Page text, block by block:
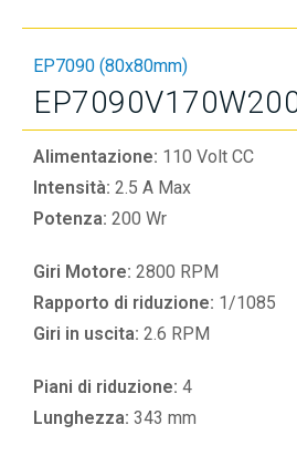
EP7090 (80x80mm)
Alimentazione: 110 Volt CC
Intensità: 2.5 A Max
Potenza: 200 Wr
Giri Motore: 2800 RPM
Rapporto di riduzione: 1/1085
Giri in uscita: 2.6 RPM
Piani di riduzione: 4
Lunghezza: 343 mm